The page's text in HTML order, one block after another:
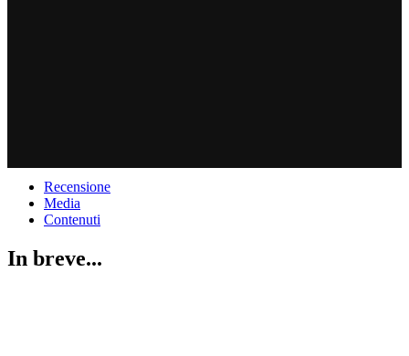
Recensione
Media
Contenuti
In breve...